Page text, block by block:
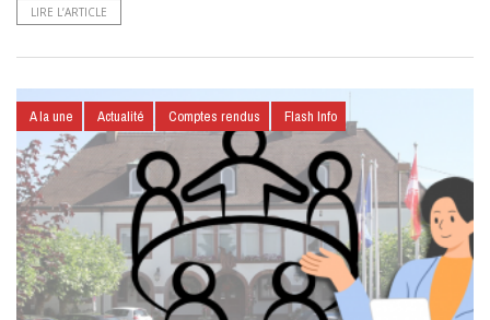
LIRE L’ARTICLE
A la une Actualité Comptes rendus Flash Info